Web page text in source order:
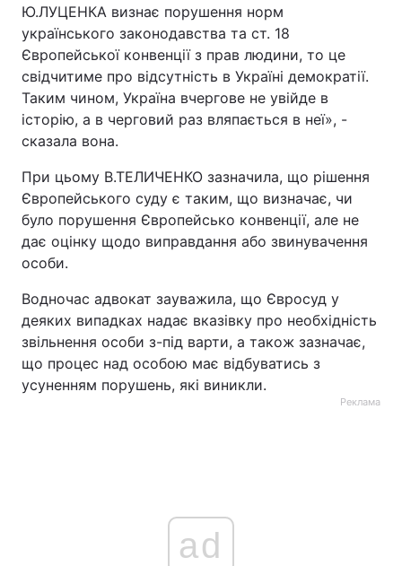
Ю.ЛУЦЕНКА визнає порушення норм
українського законодавства та ст. 18
Європейської конвенції з прав людини, то це
свідчитиме про відсутність в Україні демократії.
Таким чином, Україна вчергове не увійде в
історію, а в черговий раз вляпається в неї», -
сказала вона.
При цьому В.ТЕЛИЧЕНКО зазначила, що рішення
Європейського суду є таким, що визначає, чи
було порушення Європейсько конвенції, але не
дає оцінку щодо виправдання або звинувачення
особи.
Водночас адвокат зауважила, що Євросуд у
деяких випадках надає вказівку про необхідність
звільнення особи з-під варти, а також зазначає,
що процес над особою має відбуватись з
усуненням порушень, які виникли.
Реклама
ad